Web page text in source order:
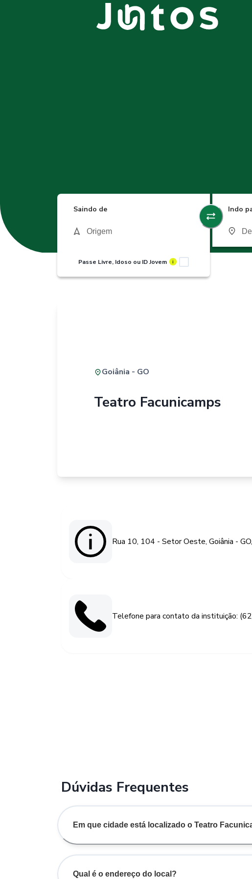
Saindo de
Passe Livre, Idoso ou ID Jovem i
Indo
Goiânia - GO
Teatro Facunicamps
Rua 10, 104 - Setor Oeste, Goiânia -
Telefone para contato da instituição:
Dúvidas Frequentes
Em que cidade está localizado o Teatro
Qual é o endereço do local?